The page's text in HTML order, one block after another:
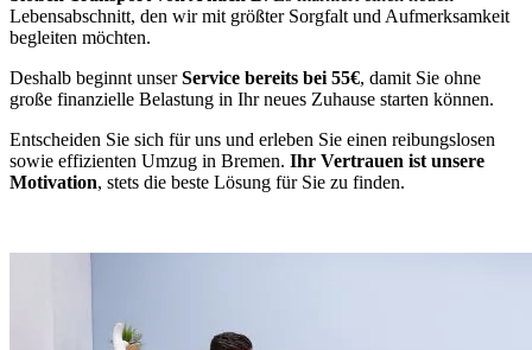
Lebensabschnitt, den wir mit größter Sorgfalt und Aufmerksamkeit
begleiten möchten.
Deshalb beginnt unserService bereits bei 55€, damit Sie ohne
große finanzielle Belastung in Ihr neues Zuhause starten können.
Entscheiden Sie sich für uns und erleben Sie einen reibungslosen
sowie effizienten Umzug in Bremen. Ihr Vertrauen ist unsere
Motivation, stets die beste Lösung für Sie zu finden.